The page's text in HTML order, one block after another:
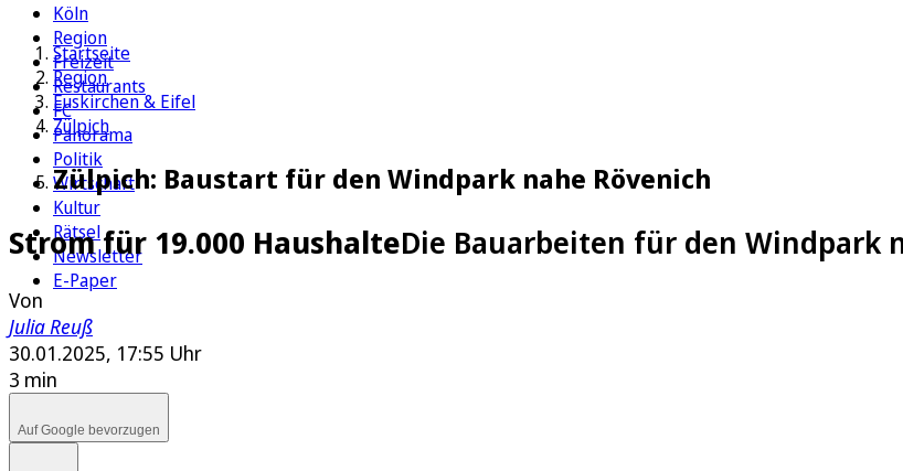
Köln
Region
Freizeit
Restaurants
FC
Panorama
Politik
Wirtschaft
Kultur
Rätsel
Newsletter
E-Paper
Startseite
Region
Euskirchen & Eifel
Zülpich
Zülpich: Baustart für den Windpark nahe Rövenich
Strom für 19.000 HaushalteDie Bauarbeiten für den Windpark
Von
Julia Reuß
30.01.2025, 17:55 Uhr
3 min
Auf Google bevorzugen